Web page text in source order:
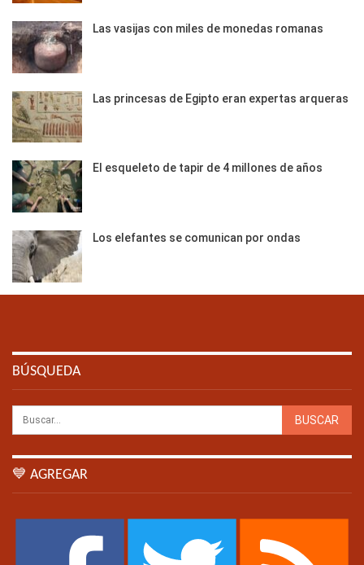
Las vasijas con miles de monedas romanas
Las princesas de Egipto eran expertas arqueras
El esqueleto de tapir de 4 millones de años
Los elefantes se comunican por ondas
BÚSQUEDA
💙 AGREGAR